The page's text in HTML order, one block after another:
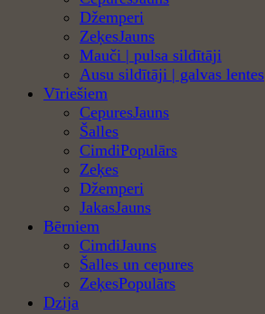
Džemperi
Zeķes
Mauči | pulsa sildītāji
Ausu sildītāji | galvas lentes
Vīriešiem
Cepures
Šalles
Cimdi
Zeķes
Džemperi
Jakas
Bērniem
Cimdi
Šalles un cepures
Zeķes
Dzija